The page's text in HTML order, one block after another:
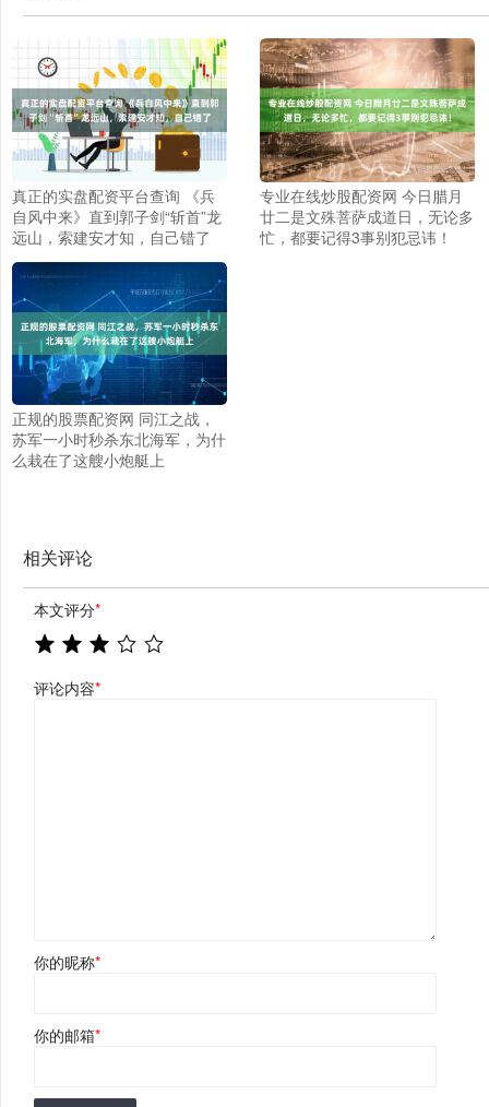
真正的实盘配资平台查询 《兵
自风中来》直到郭子剑“斩首”龙
远山，索建安才知，自己错了
专业在线炒股配资网 今日腊月
廿二是文殊菩萨成道日，无论多
忙，都要记得3事别犯忌讳！
正规的股票配资网 同江之战，
苏军一小时秒杀东北海军，为什
么栽在了这艘小炮艇上
相关评论
本文评分*
评论内容*
你的昵称*
你的邮箱*